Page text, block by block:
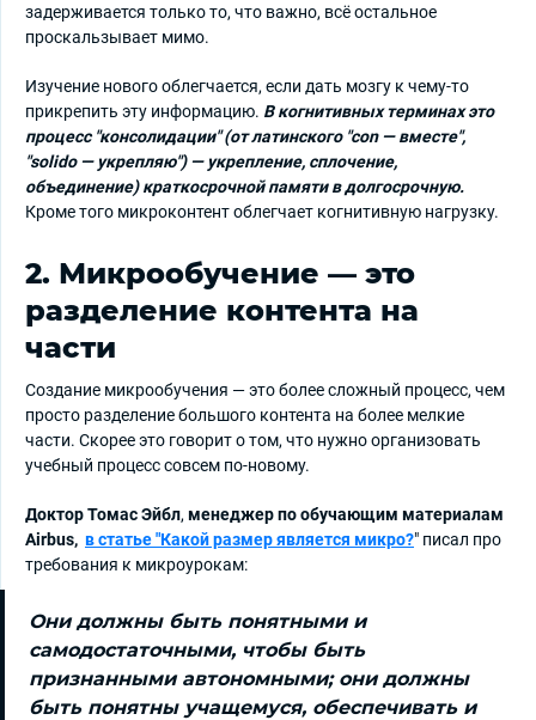
задерживается только то, что важно, всё остальное
проскальзывает мимо.
Изучение нового облегчается, если дать мозгу к чему-то
прикрепить эту информацию. В когнитивных терминах это
процесс "консолидации" (от латинского "con — вместе",
"solido — укрепляю") — укрепление, сплочение,
объединение) краткосрочной памяти в долгосрочную.
Кроме того микроконтент облегчает когнитивную нагрузку.
2. Микрообучение — это
разделение контента на
части
Создание микрообучения — это более сложный процесс, чем
просто разделение большого контента на более мелкие
части. Скорее это говорит о том, что нужно организовать
учебный процесс совсем по-новому.
Доктор Томас Эйбл, менеджер по обучающим материалам
Airbus, в статье "Какой размер является микро?" писал про
требования к микроурокам:
Они должны быть понятными и
самодостаточными, чтобы быть
признанными автономными; они должны
быть понятны учащемуся, обеспечивать и